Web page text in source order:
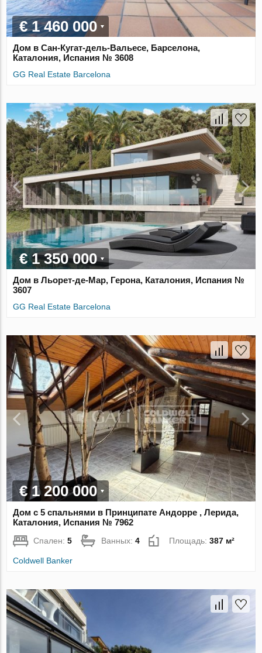
€ 1 460 000
Дом в Сан-Кугат-дель-Вальесе, Барселона,
Каталония, Испания № 3608
GG Real Estate Barcelona
€ 1 350 000
Дом в Льорет-де-Мар, Герона, Каталония, Испания №
3607
GG Real Estate Barcelona
€ 1 200 000
Дом с 5 спальнями в Принципате Андорре , Лерида,
Каталония, Испания № 7962
Спален:5 Ванных:4 Площадь:387 м²
Coldwell Banker